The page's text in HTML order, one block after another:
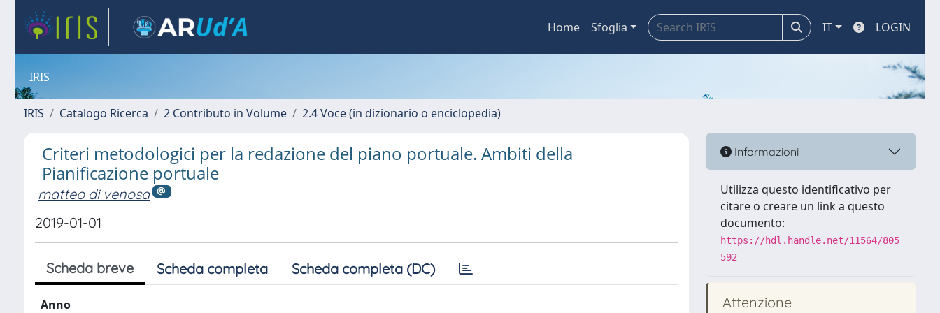
Home Sfoglia IT LOGIN
IRIS
IRIS Catalogo Ricerca 2 Contributo in Volume 2.4 Voce (in dizionario o enciclopedia)
Criteri metodologici per la redazione del piano portuale. Ambiti della
Pianificazione portuale
matteo di venosa
2019-01-01
Scheda breve Scheda completa Scheda completa (DC)
Anno
Informazioni
Utilizza questo identificativo per
citare o creare un link a questo
documento:
https://hdl.handle.net/11564/805
592
Attenzione